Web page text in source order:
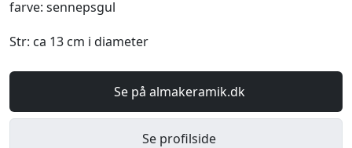
farve: sennepsgul
Str: ca 13 cm i diameter
Se på almakeramik.dk
Se profilside